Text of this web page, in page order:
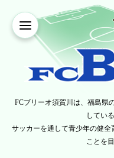
FCブリーオ須賀川は、福島県
してい
サッカーを通して青少年の健
ことを